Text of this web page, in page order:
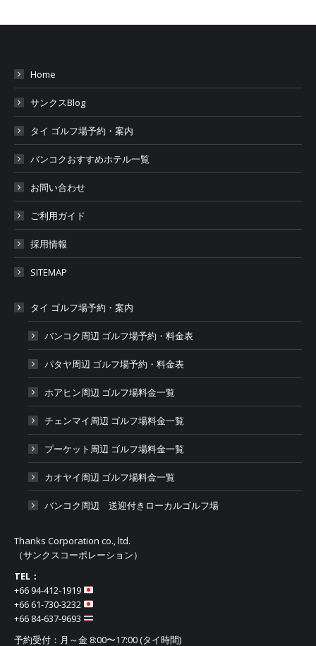
Home
サンクスBlog
タイ ゴルフ場予約・案内
バンコクおすすめホテル一覧
お問い合わせ
ご利用ガイド
採用情報
SITEMAP
タイ ゴルフ場予約・案内
バンコク周辺 ゴルフ場予約・料金表
パタヤ周辺 ゴルフ場予約・料金表
ホアヒン周辺 ゴルフ場料金一覧
チェンマイ周辺 ゴルフ場料金一覧
プーケット周辺 ゴルフ場料金一覧
カオヤイ周辺 ゴルフ場料金一覧
バンコク周辺 送迎付きローカルゴルフ場
Thanks Corporation co., ltd.
（サンクスコーポレーション）
TEL：
+66 94-412-1919​
+66 61-730-3232
+66 84-637-9693
予約受付：月～金 8:00〜17:00 (タイ時間)